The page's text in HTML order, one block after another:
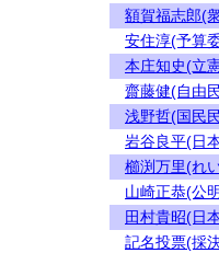
額賀福志郎(
安住淳(予算
本庄知史(立
齋藤健(自由
浅野哲(国民
岩谷良平(日
櫛渕万里(れ
山崎正恭(公
田村貴昭(日
記名投票(採